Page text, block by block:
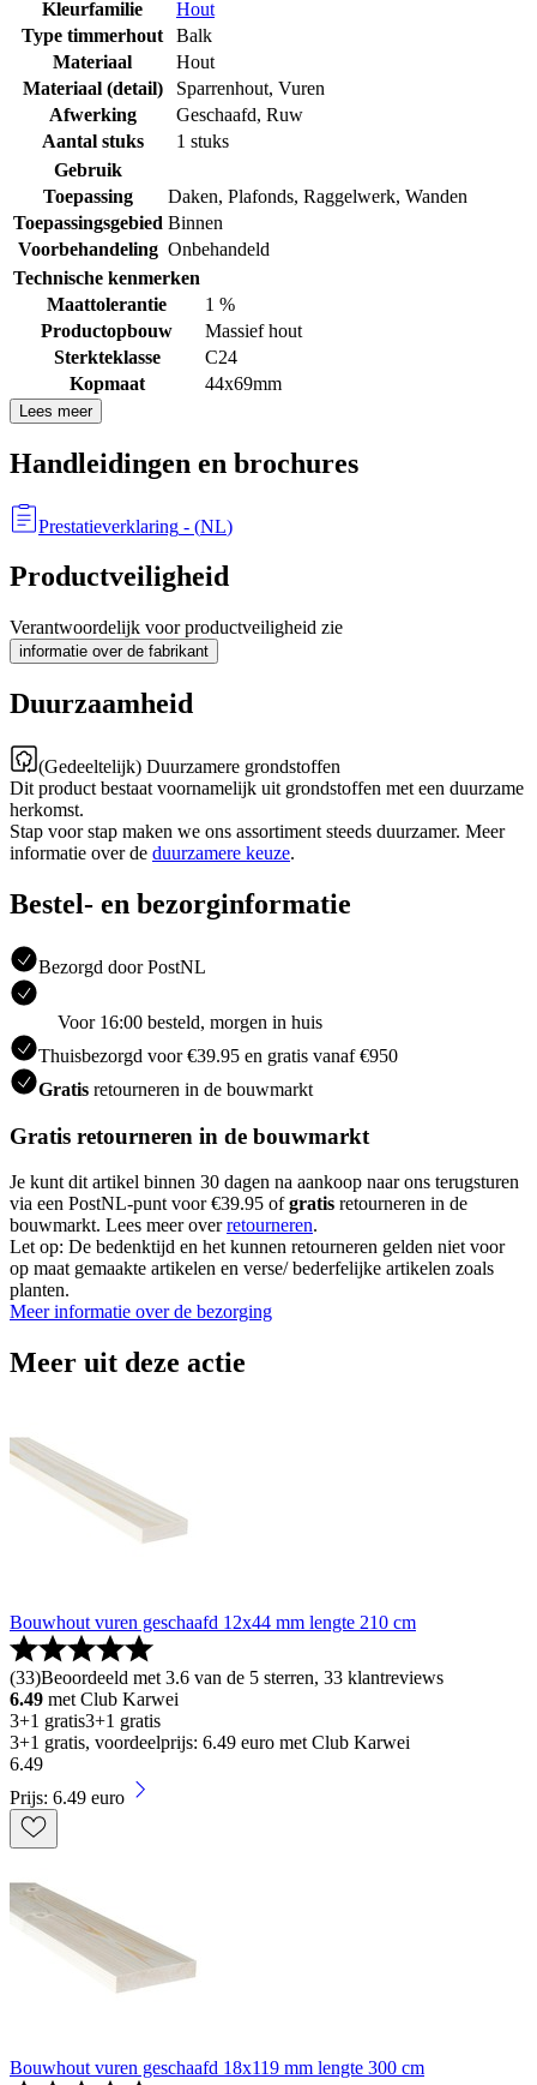
Kleurfamilie
Hout
Type timmerhout
Balk
Materiaal
Hout
Materiaal (detail)
Sparrenhout, Vuren
Afwerking
Geschaafd, Ruw
Aantal stuks
1 stuks
Gebruik
Toepassing
Daken, Plafonds, Raggelwerk, Wanden
Toepassingsgebied Binnen
Voorbehandeling Onbehandeld
Technische kenmerken
Maattolerantie
1 %
Productopbouw
Massief hout
Sterkteklasse
C24
Kopmaat
44x69mm
Lees meer
Handleidingen en brochures
Prestatieverklaring - (NL)
Productveiligheid
Verantwoordelijk voor productveiligheid zie
informatie over de fabrikant
Duurzaamheid
(Gedeeltelijk) Duurzamere grondstoffen
Dit product bestaat voornamelijk uit grondstoffen met een duurzame
herkomst.
Stap voor stap maken we ons assortiment steeds duurzamer. Meer
informatie over de duurzamere keuze.
Bestel- en bezorginformatie
Bezorgd door PostNL
Voor 16:00 besteld, morgen in huis
Thuisbezorgd voor €39.95 en gratis vanaf €950
Gratis retourneren in de bouwmarkt
Gratis retourneren in de bouwmarkt
Je kunt dit artikel binnen 30 dagen na aankoop naar ons terugsturen
via een PostNL-punt voor €39.95 ofgratis retourneren in de
bouwmarkt. Lees meer overretourneren.
Let op: De bedenktijd en het kunnen retourneren gelden niet voor
op maat gemaakte artikelen en verse/ bederfelijke artikelen zoals
planten.
Meer informatie over de bezorging
Meer uit deze actie
Bouwhout vuren geschaafd 12x44 mm lengte 210 cm
(33)Beoordeeld met 3.6 van de 5 sterren, 33 klantreviews
6.49 met Club Karwei
3+1 gratis3+1 gratis
3+1 gratis, voordeelprijs: 6.49 euro met Club Karwei
6.49
Prijs: 6.49 euro
Bouwhout vuren geschaafd 18x119 mm lengte 300 cm